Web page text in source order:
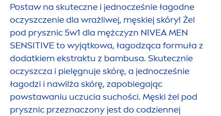
Postaw na skuteczne i jednocześnie łagodne
oczyszczenie dla wrażliwej, męskiej skóry! Żel
pod prysznic 5w1 dla mężczyzn NIVEAMEN
SENSITIVEto wyjątkowa, łagodząca formuła z
dodatkiem ekstraktu z bambusa. Skutecznie
oczyszcza i pielęgnuje skórę, a jednocześnie
łagodzi i nawilża skórę, zapobiegając
powstawaniu uczucia suchości. Męski żel pod
prysznic przeznaczony jest do codziennej